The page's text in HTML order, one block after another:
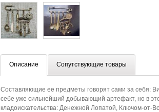
Описание Сопутствующие товары
Составляющие ее предметы говорят сами за себя:
себе уже сильнейший добывающий артефакт, но в
кладоискательства: Денежной Лопатой, Ключом-от-